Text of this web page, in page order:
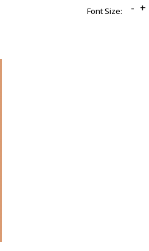
Font Size: - +